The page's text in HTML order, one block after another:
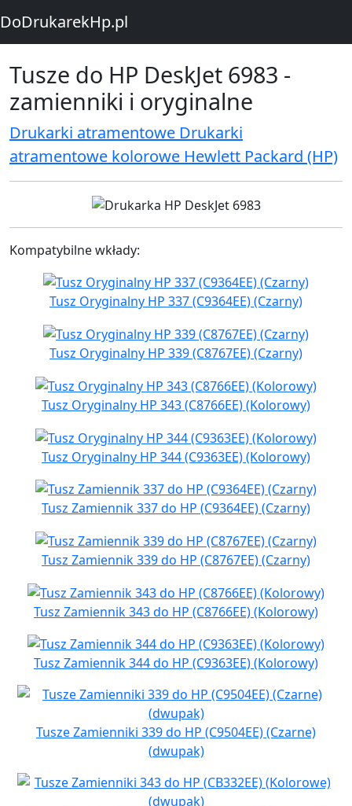
DoDrukarekHp.pl
Tusze do HP DeskJet 6983 -
zamienniki i oryginalne
Drukarki atramentowe Drukarki
atramentowe kolorowe Hewlett Packard (HP)
Kompatybilne wkłady:
Tusz Oryginalny HP 337 (C9364EE) (Czarny)
Tusz Oryginalny HP 339 (C8767EE) (Czarny)
Tusz Oryginalny HP 343 (C8766EE) (Kolorowy)
Tusz Oryginalny HP 344 (C9363EE) (Kolorowy)
Tusz Zamiennik 337 do HP (C9364EE) (Czarny)
Tusz Zamiennik 339 do HP (C8767EE) (Czarny)
Tusz Zamiennik 343 do HP (C8766EE) (Kolorowy)
Tusz Zamiennik 344 do HP (C9363EE) (Kolorowy)
Tusze Zamienniki 339 do HP (C9504EE) (Czarne)
(dwupak)